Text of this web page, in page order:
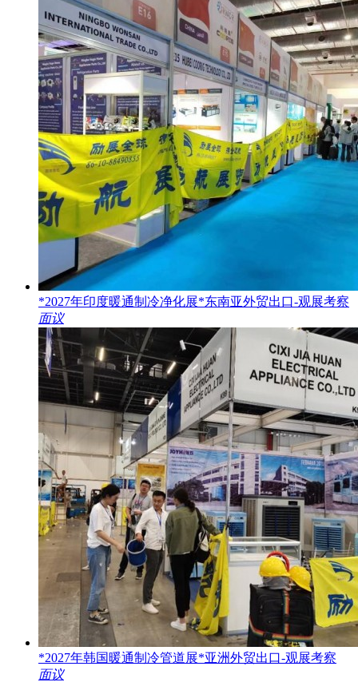
*2027年印度暖通制冷净化展*东南亚外贸出口-观展考察
面议
*2027年韩国暖通制冷管道展*亚洲外贸出口-观展考察
面议